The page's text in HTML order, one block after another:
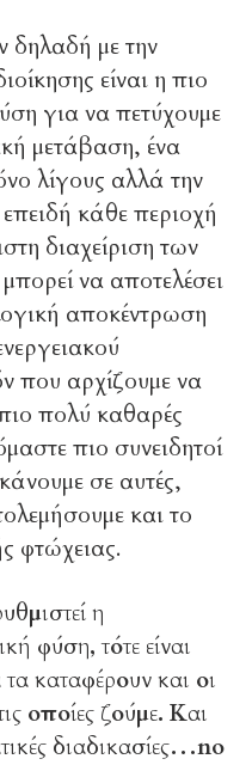
δηλαδή με την
είναι η πιο
για να πετύχουμε
μετάβαση, ένα
λίγους αλλά την
κάθε περιοχή
διαχείριση των
να αποτελέσει
αποκέντρωση
που αρχίζουμε να
πολύ καθαρές
πιο συνειδητοί
σε αυτές,
και το
φτώχειας.
η
φύση, τότε είναι
καταφέρουν και οι
οποίες ζούμε. Και
διαδικασίες…no